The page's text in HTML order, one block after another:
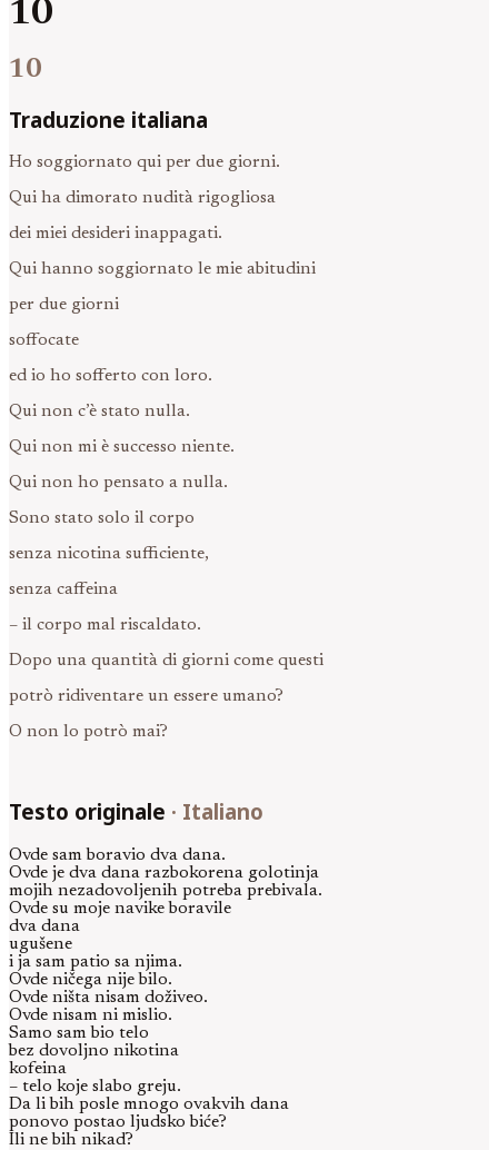
10
10
Traduzione italiana
Ho soggiornato qui per due giorni.
Qui ha dimorato nudità rigogliosa
dei miei desideri inappagati.
Qui hanno soggiornato le mie abitudini
per due giorni
soffocate
ed io ho sofferto con loro.
Qui non c’è stato nulla.
Qui non mi è successo niente.
Qui non ho pensato a nulla.
Sono stato solo il corpo
senza nicotina sufficiente,
senza caffeina
– il corpo mal riscaldato.
Dopo una quantità di giorni come questi
potrò ridiventare un essere umano?
O non lo potrò mai?
Testo originale · Italiano
Ovde sam boravio dva dana.
Ovde je dva dana razbokorena golotinja
mojih nezadovoljenih potreba prebivala.
Ovde su moje navike boravile
dva dana
ugušene
i ja sam patio sa njima.
Ovde ničega nije bilo.
Ovde ništa nisam doživeo.
Ovde nisam ni mislio.
Samo sam bio telo
bez dovoljno nikotina
kofeina
– telo koje slabo greju.
Da li bih posle mnogo ovakvih dana
ponovo postao ljudsko biće?
Ili ne bih nikad?